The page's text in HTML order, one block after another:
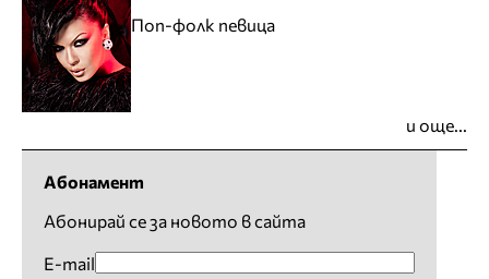
Поп-фолк певица
и още...
Абонамент
Абонирай се за новото в сайта
E-mail